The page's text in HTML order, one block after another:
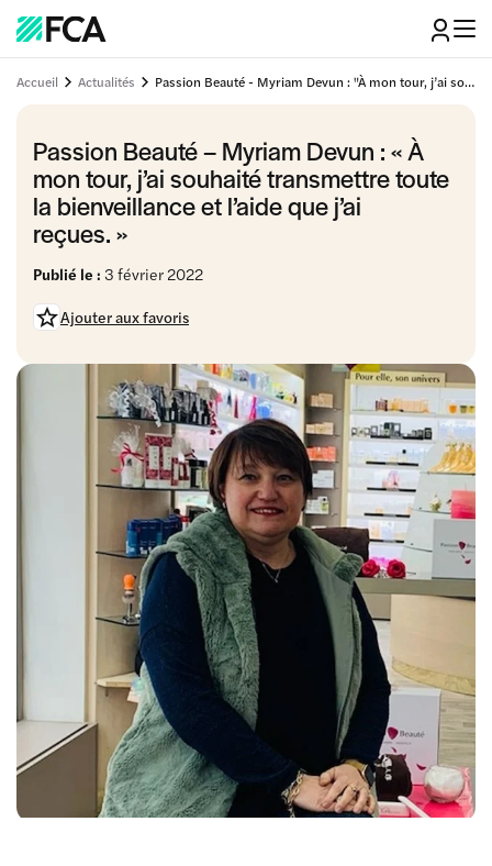
Accueil Actualités Passion Beauté - Myriam Devun : "À mon tour, j’ai souhaité transmettre toute la bienveillance et l’aide que j’ai reçues."
Passion Beauté – Myriam Devun : « À
mon tour, j’ai souhaité transmettre toute
la bienveillance et l’aide que j’ai
reçues. »
Publié le : 3 février 2022
Ajouter aux favoris